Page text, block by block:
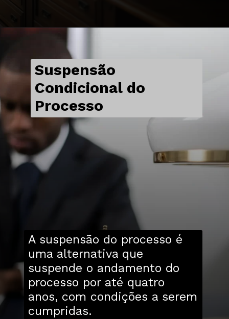
Suspensão
Condicional do
Processo
A suspensão do processo é
uma alternativa que
suspende o andamento do
processo por até quatro
anos, com condições a serem
cumpridas.